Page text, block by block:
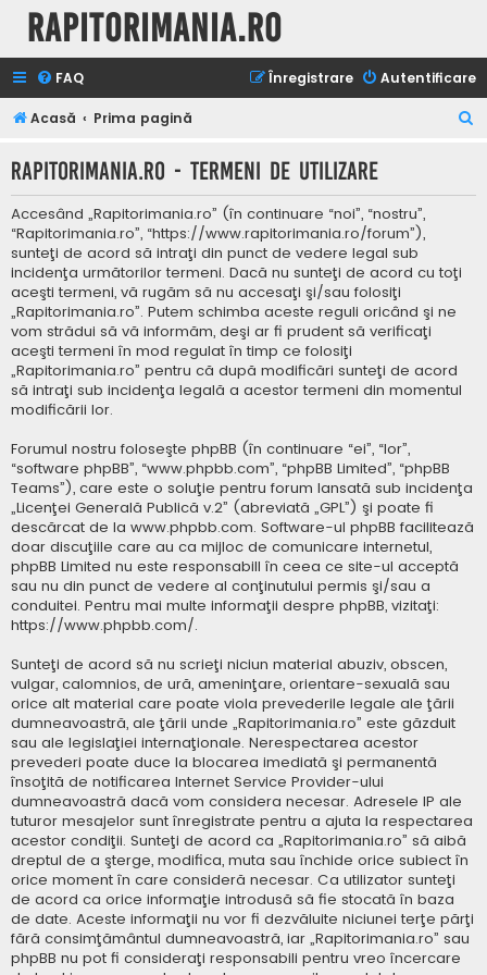
Rapitorimania.ro
FAQ Autentificare
Înregistrare
Acasă Prima pagină
t
Rapitorimania.ro - Termeni de utilizare
Accesând „Rapitorimania.ro” (în continuare “noi”, “nostru”,
“Rapitorimania.ro”, “https://www.rapitorimania.ro/forum”),
sunteţi de acord să intraţi din punct de vedere legal sub
incidenţa următorilor termeni. Dacă nu sunteţi de acord cu toţi
aceşti termeni, vă rugăm să nu accesaţi şi/sau folosiţi
„Rapitorimania.ro”. Putem schimba aceste reguli oricând şi ne
vom strădui să vă informăm, deşi ar fi prudent să verificaţi
aceşti termeni în mod regulat în timp ce folosiţi
„Rapitorimania.ro” pentru că după modificări sunteţi de acord
să intraţi sub incidenţa legală a acestor termeni din momentul
modificării lor.
Forumul nostru foloseşte phpBB (în continuare “ei”, “lor”,
“software phpBB”, “www.phpbb.com”, “phpBB Limited”, “phpBB
Teams”), care este o soluţie pentru forum lansată sub incidenţa
„Licenţei Generală Publică v.2” (abreviată „GPL”) şi poate fi
descărcat de la www.phpbb.com. Software-ul phpBB facilitează
doar discuţiile care au ca mijloc de comunicare internetul,
phpBB Limited nu este responsabill în ceea ce site-ul acceptă
sau nu din punct de vedere al conţinutului permis şi/sau a
conduitei. Pentru mai multe informaţii despre phpBB, vizitaţi:
https://www.phpbb.com/.
Sunteţi de acord să nu scrieţi niciun material abuziv, obscen,
vulgar, calomnios, de ură, ameninţare, orientare-sexuală sau
orice alt material care poate viola prevederile legale ale ţării
dumneavoastră, ale ţării unde „Rapitorimania.ro” este găzduit
sau ale legislaţiei internaţionale. Nerespectarea acestor
prevederi poate duce la blocarea imediată şi permanentă
însoţită de notificarea Internet Service Provider-ului
dumneavoastră dacă vom considera necesar. Adresele IP ale
tuturor mesajelor sunt înregistrate pentru a ajuta la respectarea
acestor condiţii. Sunteţi de acord ca „Rapitorimania.ro” să aibă
dreptul de a şterge, modifica, muta sau închide orice subiect în
orice moment în care consideră necesar. Ca utilizator sunteţi
de acord ca orice informaţie introdusă să fie stocată în baza
de date. Aceste informaţii nu vor fi dezvăluite niciunei terţe părţi
fără consimţământul dumneavoastră, iar „Rapitorimania.ro” sau
phpBB nu pot fi consideraţi responsabili pentru vreo încercare